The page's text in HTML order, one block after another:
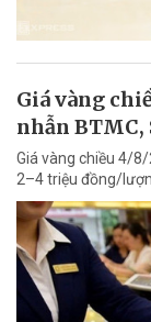
Giá vàng
nhẫn BTMC,
Giá vàng chiều 4/
2–4 triệu đồng/